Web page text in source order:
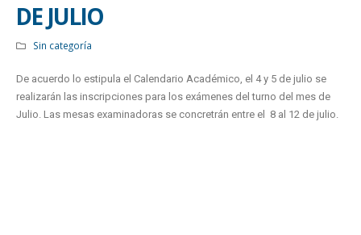
DE JULIO
Sin categoría
De acuerdo lo estipula el Calendario Académico, el 4 y 5 de julio se
realizarán las inscripciones para los exámenes del turno del mes de
Julio. Las mesas examinadoras se concretrán entre el 8 al 12 de julio.